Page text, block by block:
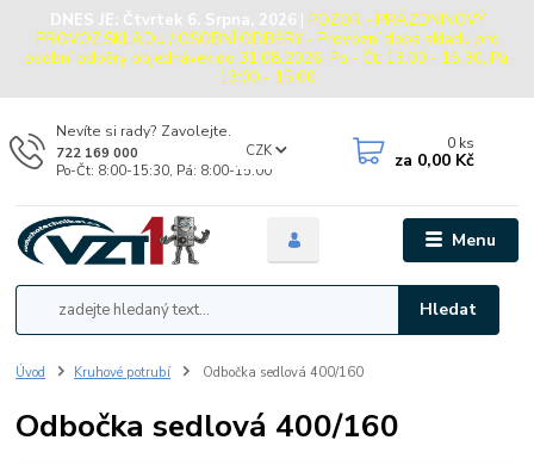
DNES JE: Čtvrtek 6. Srpna, 2026 | POZOR - PRÁZDNINOVÝ
PROVOZ SKLADU / OSOBNÍ ODBĚRY - Provozní doba skladu pro
osobní odběry objednávek do 31.08.2026: Po - Čt: 13:00 - 15:30, Pá:
13:00 - 15:00
Menu
CZK
Hledat
Nevíte si rady? Zavolejte.
722 169 000
Po-Čt: 8:00-15:30, Pá: 8:00-15:00
0 ks
za 0,00 Kč
Úvod Kruhové potrubí Odbočka sedlová 400/160
Odbočka sedlová 400/160